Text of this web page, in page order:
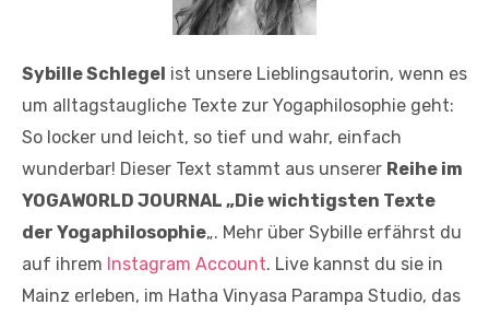
Sybille Schlegel ist unsere Lieblingsautorin, wenn es
um alltagstaugliche Texte zur Yogaphilosophie geht:
So locker und leicht, so tief und wahr, einfach
wunderbar! Dieser Text stammt aus unserer Reihe im
YOGAWORLD JOURNAL „Die wichtigsten Texte
der Yogaphilosophie„. Mehr über Sybille erfährst du
auf ihrem Instagram Account. Live kannst du sie in
Mainz erleben, im Hatha Vinyasa Parampa Studio, das